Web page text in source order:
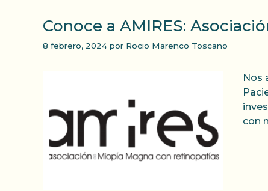
Conoce a AMIRES:
8 febrero, 2024 por Rocio Marenco Toscano
Nos
con